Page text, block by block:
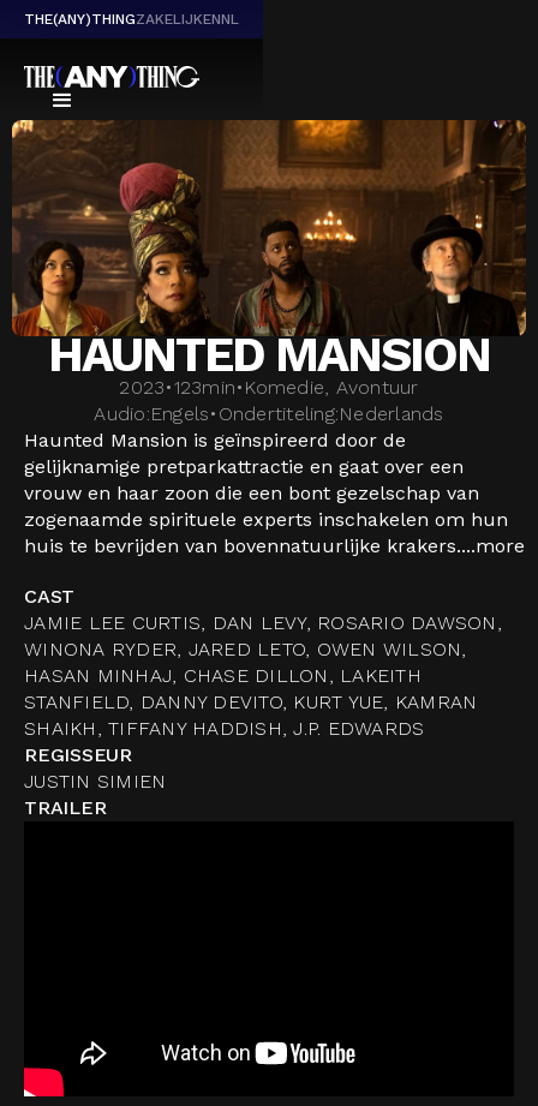
THE(ANY)THINGZAKELIJKENNL
HAUNTED MANSION
2023•123min• Komedie, Avontuur
Audio:Engels• Ondertiteling:Nederlands
Haunted Mansion is geïnspireerd door de
gelijknamige pretparkattractie en gaat over een
vrouw en haar zoon die een bont gezelschap van
zogenaamde spirituele experts inschakelen om hun
huis te bevrijden van bovennatuurlijke krakers....more
CAST
JAMIE LEE CURTIS, DAN LEVY, ROSARIO DAWSON,
WINONA RYDER, JARED LETO, OWEN WILSON,
HASAN MINHAJ, CHASE DILLON, LAKEITH
STANFIELD, DANNY DEVITO, KURT YUE, KAMRAN
SHAIKH, TIFFANY HADDISH, J.P. EDWARDS
REGISSEUR
JUSTIN SIMIEN
TRAILER